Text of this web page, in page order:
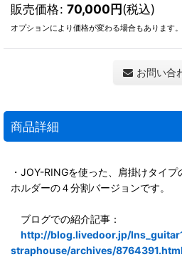
販売価格: 70,000円(税込)
オプションにより価格が変わる場合もあります。
お問い合
商品詳細
・JOY-RINGを使った、肩掛けタイ
ホルダーの４分割バージョンです。
ブログでの紹介記事：
http://blog.livedoor.jp/
straphouse/archives/8764391.html